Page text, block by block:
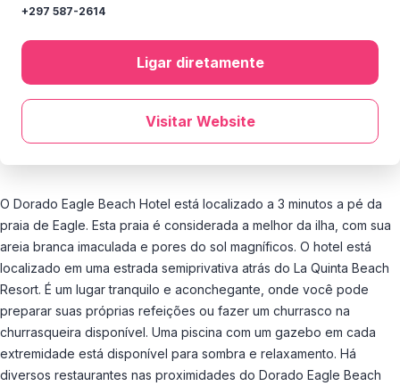
O Dorado Eagle Beach Hotel está localizado a 3 minutos a pé da
praia de Eagle. Esta praia é considerada a melhor da ilha, com sua
areia branca imaculada e pores do sol magníficos. O hotel está
localizado em uma estrada semiprivativa atrás do La Quinta Beach
Resort. É um lugar tranquilo e aconchegante, onde você pode
preparar suas próprias refeições ou fazer um churrasco na
churrasqueira disponível. Uma piscina com um gazebo em cada
extremidade está disponível para sombra e relaxamento. Há
diversos restaurantes nas proximidades do Dorado Eagle Beach
+297 587-2614
Ligar diretamente
Visitar Website